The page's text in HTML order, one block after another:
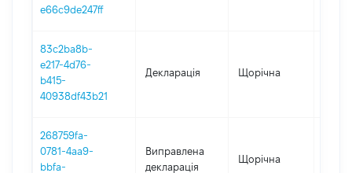
e66c9de247ff
83c2ba8b-
e217-4d76-
b415-
40938df43b21
Декларація Щорічна
268759fa-
0781-4aa9-
bbfa-
Виправлена
декларація
Щорічна